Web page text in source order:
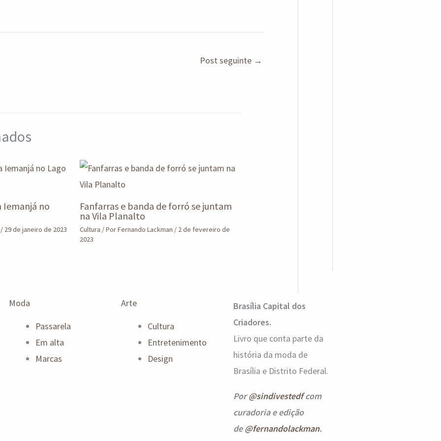
Post seguinte →
Iemanjá no
/ 29 de janeiro de 2023
Fanfarras e banda de forró se juntam
na Vila Planalto
Cultura / PorFernando Lackman / 2 de fevereiro de
2023
Moda
Passarela
Em alta
Marcas
Arte
Cultura
Entretenimento
Design
Brasília Capital dos
Criadores.
Livro que conta parte da
história da moda de
Brasília e Distrito Federal.
Por@sindivestedfcom
curadoria e edição
de@fernandolackman.